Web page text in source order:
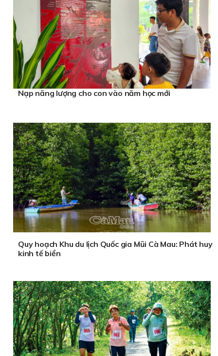
Nạp năng lượng cho con vào năm học mới
Quy hoạch Khu du lịch Quốc gia Mũi Cà Mau: Phát huy
kinh tế biển